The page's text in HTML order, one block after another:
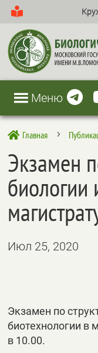
Меню
 Главная 5
Экзамен
биологии
Июл 25, 2020
Экзамен по
биотехнологии в
в 10.00.